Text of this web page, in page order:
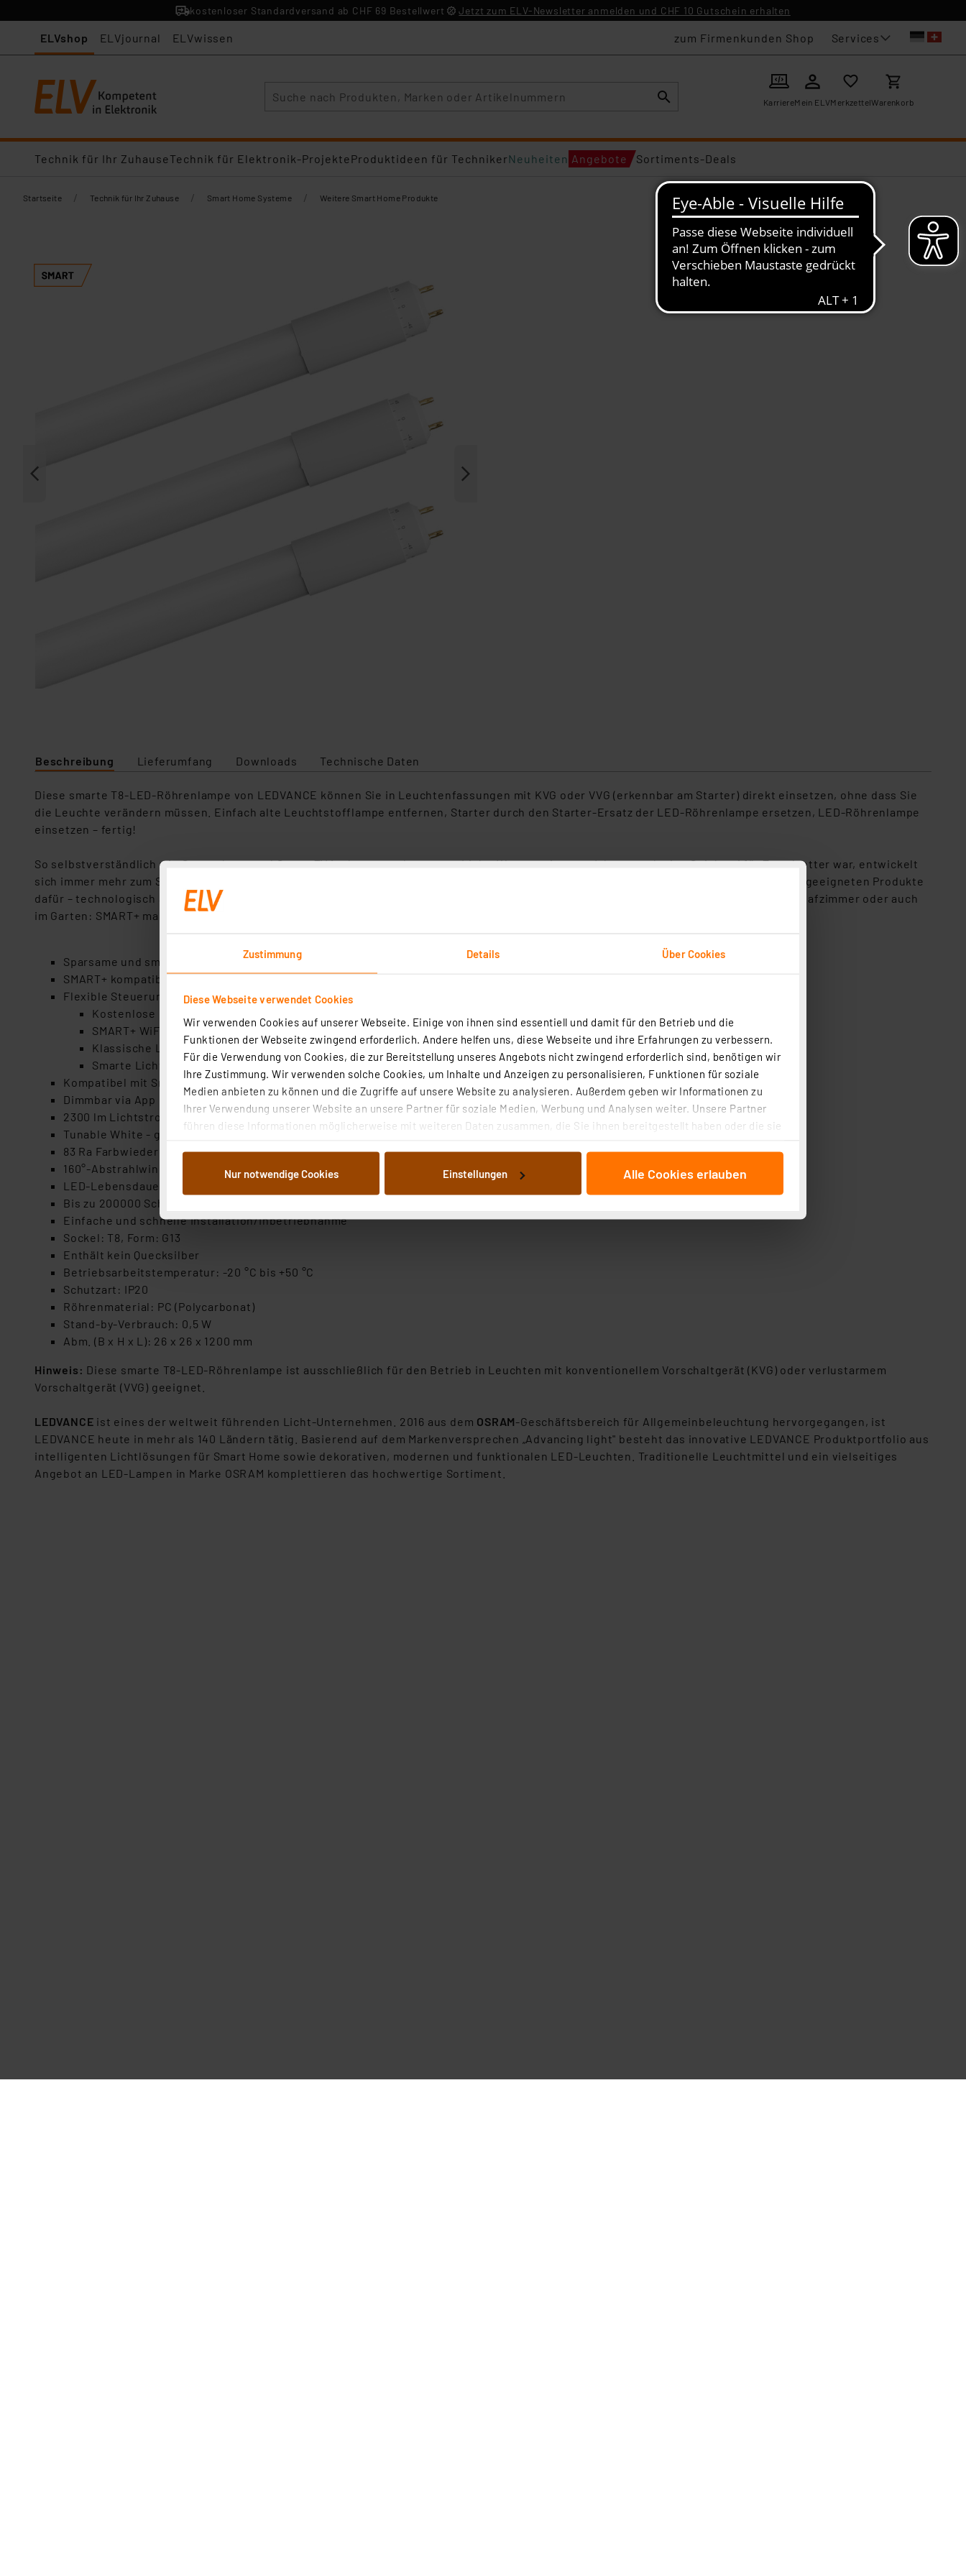
Zustimmung Details Über Cookies
Diese Webseite verwendet Cookies
Wir verwenden Cookies auf unserer Webseite. Einige von ihnen sind essentiell und damit für den Betrieb und die
Funktionen der Webseite zwingend erforderlich. Andere helfen uns, diese Webseite und ihre Erfahrungen zu verbessern.
Für die Verwendung von Cookies, die zur Bereitstellung unseres Angebots nicht zwingend erforderlich sind, benötigen wir
Ihre Zustimmung. Wir verwenden solche Cookies, um Inhalte und Anzeigen zu personalisieren, Funktionen für soziale
Medien anbieten zu können und die Zugriffe auf unsere Website zu analysieren. Außerdem geben wir Informationen zu
Ihrer Verwendung unserer Website an unsere Partner für soziale Medien, Werbung und Analysen weiter. Unsere Partner
führen diese Informationen möglicherweise mit weiteren Daten zusammen, die Sie ihnen bereitgestellt haben oder die sie
Weiterverarbeitung für die nachfolgend dargestellten bzw. die von Ihnen ausgewählten Verarbeitungszwecke (Art. 6
Abs.1a DSG-VO) zu. Eine detaillierte Auflistung der einzelnen Cookies nach Zweck und Anbieter ist durch Klick auf den
ganz oder teilweise zustimmen. Ihre erteilte Zustimmung können Sie jederzeit unter dem Link „Cookie Einstellungen“
Auswertung und Analyse bis zum Zeitpunkt des Widerrufs bleibt hiervon unberührt. Ihre Browser-Einstellungen können
dazu führen, dass die Einstellungen nicht längerfristig gespeichert werden und dieses Banner erneut angezeigt wird.
„Einige Drittanbieter verarbeiten personenbezogene Daten in den USA. Ihre Einwilligung zur Einbindung von Cookies
dieser Drittanbieter umfasst daher ggf. auch die Verarbeitung Ihrer Daten in den USA gemäß Art. 49 (1) lit. a DSGVO.
Nähere Infos zu diesen Drittanbietern und zu der jeweiligen Datenübermittlung erhalten Sie in der Datenschutzerklärung.
Für die USA besteht kein Angemessenheitsbeschluss der EU. Dies bedeutet, dass die USA als Land mit unzureichendem
Datenschutz nach EU-Standards eingestuft wird. So besteht etwa das Risiko, dass US-Behörden personenbezogene
Unsere Kooperation mit diesen Dienstleistern stützt sich auf die Standarddatenschutzklauseln der Europäischen
Kommission sowie einer eigenen Beurteilung der mit der Datenübermittlung, insbesondere der Art der übermittelten
Daten, verbundenen Risiken.“
Nur notwendige Cookies Einstellungen Alle Cookies erlauben
kostenloser Standardversand ab CHF 69 Bestellwert Jetzt zum ELV-Newsletter anmelden und CHF 10 Gutschein erhalten
ELVshop ELVjournal ELVwissen zum Firmenkunden Shop Services
KarriereMein ELVMerkzettelWarenkorb
Technik für Ihr ZuhauseTechnik für Elektronik-ProjekteProduktideen für TechnikerNeuheiten Angebote Sortiments-Deals
Startseite / Technik für Ihr Zuhause / Smart Home Systeme / Weitere Smart Home Produkte
Beschreibung Lieferumfang Downloads Technische Daten
Diese smarte T8-LED-Röhrenlampe von LEDVANCE können Sie in Leuchtenfassungen mit KVG oder VVG (erkennbar am Starter) direkt einsetzen, ohne dass Sie
die Leuchte verändern müssen. Einfach alte Leuchtstofflampe entfernen, Starter durch den Starter-Ersatz der LED-Röhrenlampe ersetzen, LED-Röhrenlampe
einsetzen – fertig!
So selbstverständlich wie Smartphone und Smart-TV ist heute auch smartes Licht. Was vor ein paar Jahren noch eine Spielerei für Trendsetter war, entwickelt
sich immer mehr zum Standard in modernen Lebenswelten. Und LEDVANCE SMART+ bietet dir für nahezu alle Räume und Umgebungen die geeigneten Produkte
dafür – technologisch ausgereift, mit attraktiven Designs und kinderleicht zu installieren. Ob in der Küche oder im Bad, im Wohn- oder Schlafzimmer oder auch
im Garten: SMART+ macht dein Leben smarter.
Sparsame und smarte LED-Technologie – geeignet für z. B. Allgemeinbeleuchtung, Wohnräume, Gewerbe
SMART+ kompatibel dank kabelloser WiFi-Ansteuerung (WLAN 2,4 GHz)
Flexible Steuerung der LED-Lampe möglich:
Kostenlose LEDVANCE SMART+ App (Android & iOS)
SMART+ WiFi-Fernbedienung (optionales Zubehör)
Klassische Lichtsteuerung über den normalen Lichtschalter
Smarte Lichtsteuerung über Sprachbefehle (Amazon Alexa, Google Assistant)
Kompatibel mit SmartThings
Dimmbar via App und Sprachsteuerung
2300 lm Lichtstrom
Tunable White - generiert warmweißes bis kaltweißes Licht – 2700 K bis 6500 K
83 Ra Farbwiedergabeindex
160°-Abstrahlwinkel
LED-Lebensdauer bis zu 50000 h
Bis zu 200000 Schaltzyklen
Einfache und schnelle Installation/Inbetriebnahme
Sockel: T8, Form: G13
Enthält kein Quecksilber
Betriebsarbeitstemperatur: -20 °C bis +50 °C
Schutzart: IP20
Röhrenmaterial: PC (Polycarbonat)
Stand-by-Verbrauch: 0,5 W
Abm. (B x H x L): 26 x 26 x 1200 mm
Hinweis: Diese smarte T8-LED-Röhrenlampe ist ausschließlich für den Betrieb in Leuchten mit konventionellem Vorschaltgerät (KVG) oder verlustarmem
Vorschaltgerät (VVG) geeignet.
LEDVANCE ist eines der weltweit führenden Licht-Unternehmen. 2016 aus dem OSRAM-Geschäftsbereich für Allgemeinbeleuchtung hervorgegangen, ist
LEDVANCE heute in mehr als 140 Ländern tätig. Basierend auf dem Markenversprechen „Advancing light" besteht das innovative LEDVANCE Produktportfolio aus
intelligenten Lichtlösungen für Smart Home sowie dekorativen, modernen und funktionalen LED-Leuchten. Traditionelle Leuchtmittel und ein vielseitiges
Angebot an LED-Lampen in Marke OSRAM komplettieren das hochwertige Sortiment.